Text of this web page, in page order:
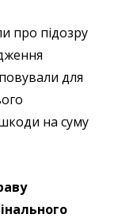
про підозру
для
на суму